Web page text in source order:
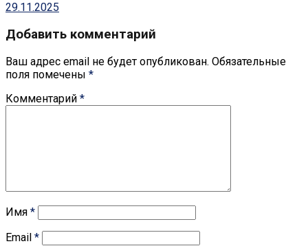
29.11.2025
Добавить комментарий
Ваш адрес email не будет опубликован. Обязательные
поля помечены *
Комментарий *
Имя *
Email *